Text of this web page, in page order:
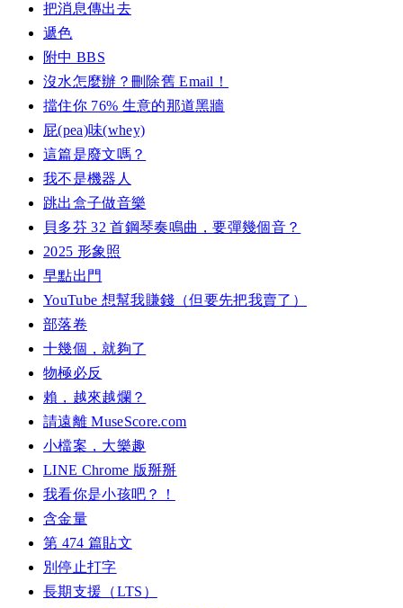
把消息傳出去
遞色
附中 BBS
沒水怎麼辦？刪除舊 Email！
擋住你 76% 生意的那道黑牆
屁(pea)味(whey)
這篇是廢文嗎？
我不是機器人
跳出盒子做音樂
貝多芬 32 首鋼琴奏鳴曲，要彈幾個音？
2025 形象照
早點出門
YouTube 想幫我賺錢（但要先把我賣了）
部落卷
十幾個，就夠了
物極必反
賴，越來越爛？
請遠離 MuseScore.com
小檔案，大樂趣
LINE Chrome 版掰掰
我看你是小孩吧？！
含金量
第 474 篇貼文
別停止打字
長期支援（LTS）